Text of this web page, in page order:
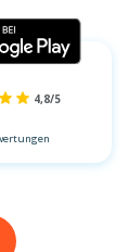
4,8/5